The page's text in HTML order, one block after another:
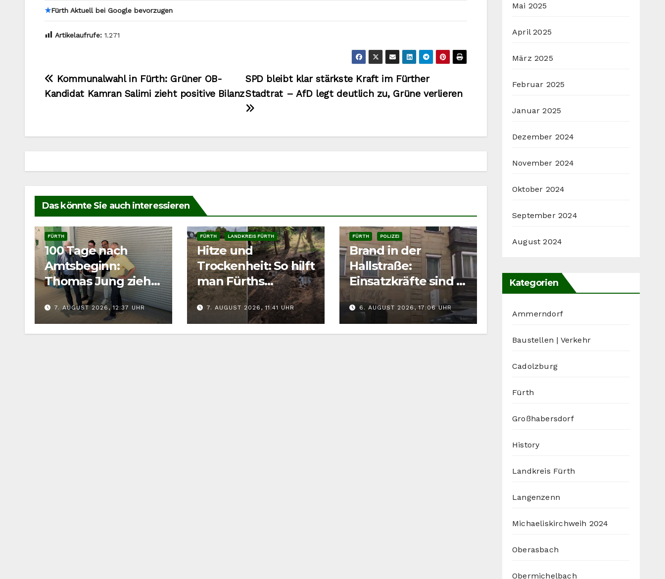
★Fürth Aktuell bei Google bevorzugen
Artikelaufrufe: 1.271
Beitragsnavigation
SPD bleibt klar stärkste Kraft im Fürther
Stadtrat – AfD legt deutlich zu, Grüne verlieren
Kommunalwahl in Fürth: Grüner OB-
Kandidat Kamran Salimi zieht positive Bilanz
Das könnte Sie auch interessieren
FÜRTH
100 Tage nach
Amtsbeginn:
Thomas Jung zieht
Bilanz für Fürth
7. AUGUST 2026, 12:37 UHR
FÜRTH LANDKREIS FÜRTH
Hitze und
Trockenheit: So hilft
man Fürths
Wildtieren richtig
7. AUGUST 2026, 11:41 UHR
FÜRTH POLIZEI
Brand in der
Hallstraße:
Einsatzkräfte sind in
der Fürther
Innenstadt
gefordert
6. AUGUST 2026, 17:06 UHR
Mai 2025
April 2025
März 2025
Februar 2025
Januar 2025
Dezember 2024
November 2024
Oktober 2024
September 2024
August 2024
Kategorien
Ammerndorf
Baustellen | Verkehr
Cadolzburg
Fürth
Großhabersdorf
History
Landkreis Fürth
Langenzenn
Michaeliskirchweih 2024
Oberasbach
Obermichelbach